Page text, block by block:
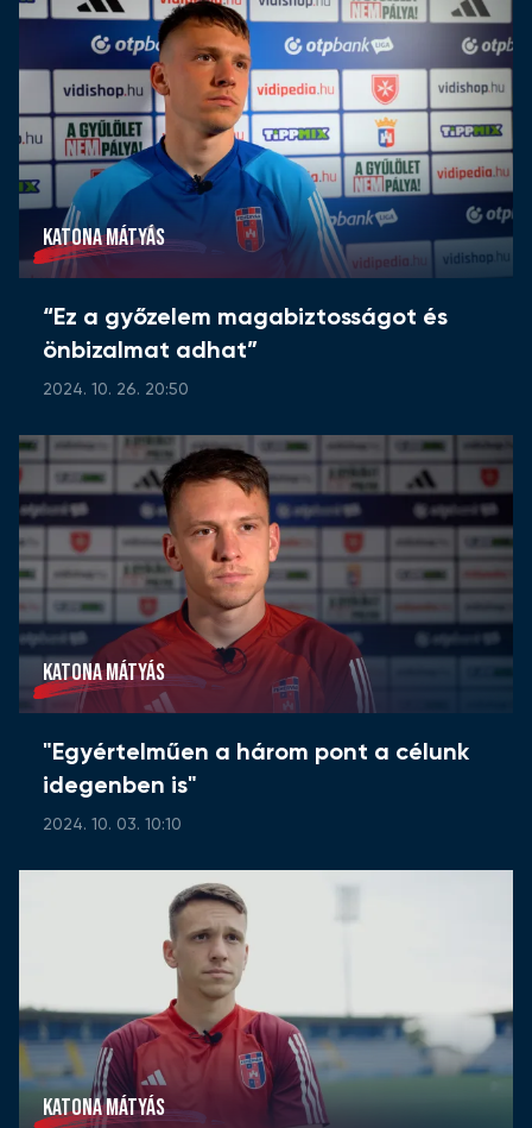
KATONA MÁTYÁS
“Ez a győzelem magabiztosságot és
önbizalmat adhat”
2024. 10. 26. 20:50
KATONA MÁTYÁS
"Egyértelműen a három pont a célunk
idegenben is"
2024. 10. 03. 10:10
KATONA MÁTYÁS